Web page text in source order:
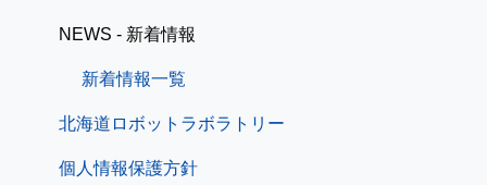
NEWS - 新着情報
新着情報一覧
北海道ロボットラボラトリー
個人情報保護方針